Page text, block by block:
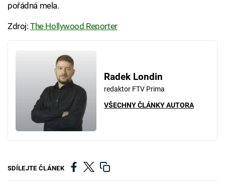
pořádná mela.
Zdroj:The Hollywood Reporter
Radek Londin
redaktor FTV Prima
VŠECHNY ČLÁNKY AUTORA
SDÍLEJTE ČLÁNEK